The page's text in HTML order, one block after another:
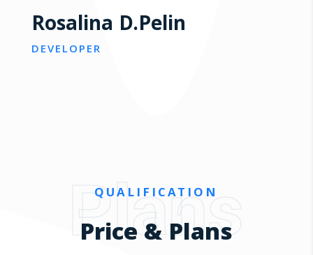
Rosalina D.Pelin
DEVELOPER
Plans
QUALIFICATION
Price & Plans